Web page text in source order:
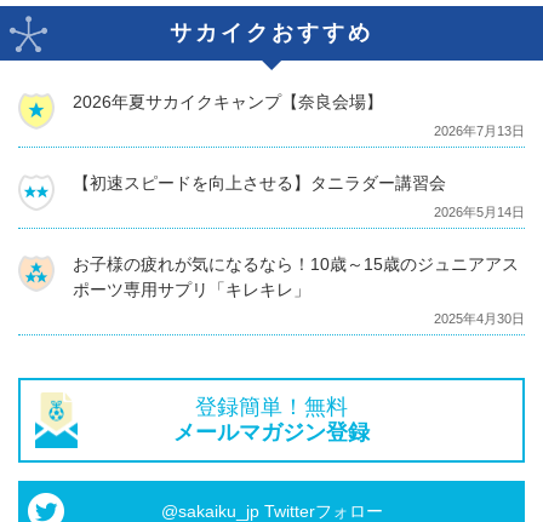
サカイクおすすめ
2026年夏サカイクキャンプ【奈良会場】
2026年7月13日
【初速スピードを向上させる】タニラダー講習会
2026年5月14日
お子様の疲れが気になるなら！10歳～15歳のジュニアアス
ポーツ専用サプリ「キレキレ」
2025年4月30日
登録簡単！無料
メールマガジン登録
@sakaiku_jp Twitterフォロー